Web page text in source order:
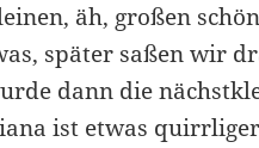
äh, großen
später saßen wir
dann die
ist etwas